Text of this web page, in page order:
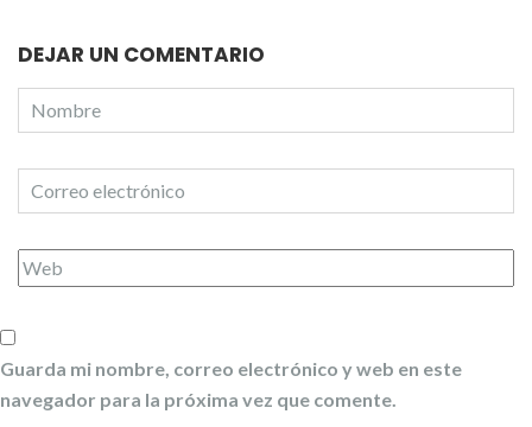
DEJAR UN COMENTARIO
Guarda mi nombre, correo electrónico y web en este
navegador para la próxima vez que comente.